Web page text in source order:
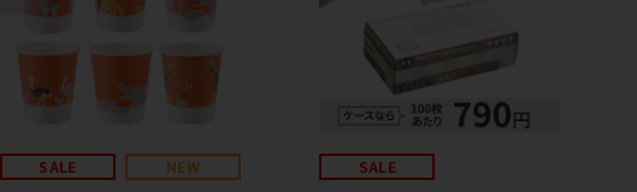
SALE NEW SALE